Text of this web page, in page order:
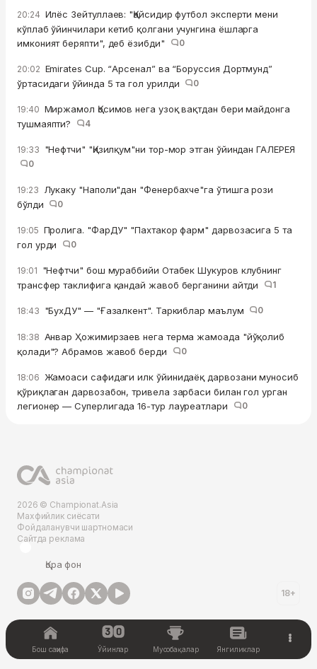
20:24 Илёс Зейтуллаев: "Қайсидир футбол эксперти мени
кўплаб ўйинчилари кетиб қолгани учунгина ёшларга
имконият беряпти", деб ёзибди"
0
20:02 Emirates Cup. “Арсенал” ва “Боруссия Дортмунд”
ўртасидаги ўйинда 5 та гол урилди
0
19:40 Миржамол Қосимов нега узоқ вақтдан бери майдонга
тушмаяпти?
4
19:33 "Нефтчи" "Қизилқум"ни тор-мор этган ўйиндан ГАЛЕРЕЯ
0
19:23
Лукаку "Наполи"дан "Фенербахче"га ўтишга рози
бўлди
0
19:05 Пролига. "ФарДУ" "Пахтакор фарм" дарвозасига 5 та
гол урди
0
19:01 "Нефтчи" бош мураббийи Отабек Шукуров клубнинг
трансфер таклифига қандай жавоб берганини айтди
1
18:43 "БухДУ" — "Ғазалкент". Таркиблар маълум 0
18:38 Анвар Ҳожимирзаев нега терма жамоада "йўқолиб
қолади"? Абрамов жавоб берди
0
18:06 Жамоаси сафидаги илк ўйинидаёқ дарвозани муносиб
қўриқлаган дарвозабон, тривела зарбаси билан гол урган
легионер — Суперлигада 16-тур лауреатлари
0
2026 © Championat.Asia
Махфийлик сиёсати
Фойдаланувчи шартномаси
Сайтда реклама
Қора фон
18+
Бош саҳифа Ўйинлар Мусобақалар Янгиликлар